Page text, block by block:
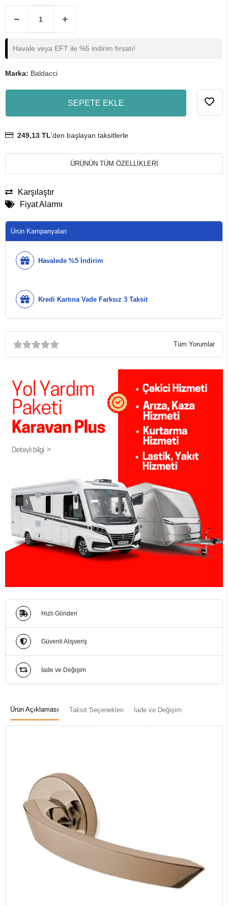
Havale veya EFT ile %5 indirim fırsatı!
Marka: Baldacci
SEPETE EKLE
249,13 TL'den başlayan taksitlerle
ÜRÜNÜN TÜM ÖZELLİKLERİ
Karşılaştır
Fiyat Alarmı
Ürün Kampanyaları
Havalede %5 İndirim
Kredi Kartına Vade Farksız 3 Taksit
Tüm Yorumlar
Hızlı Gönderi
Güvenli Alışveriş
İade ve Değişim
Ürün Açıklaması Taksit Seçenekleri İade ve Değişim